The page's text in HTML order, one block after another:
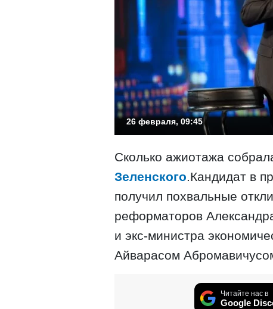
26 февраля, 09:45
Сколько ажиотажа
Зеленского.Кандидат в
получил похвальные
реформаторов
и экс-министра
Айварасом
Читайте нас в
Google